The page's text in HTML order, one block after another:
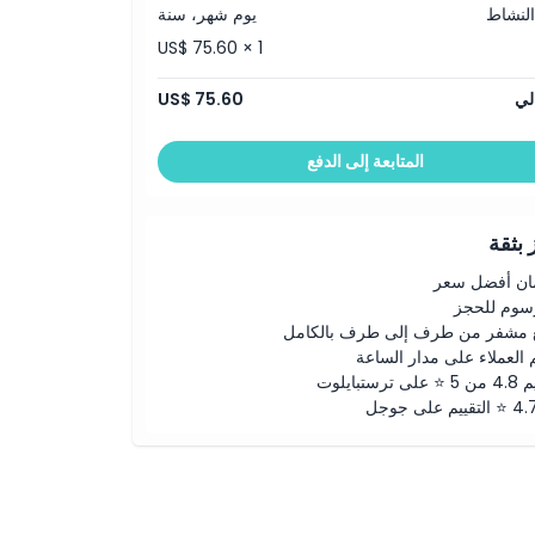
يوم شهر، سنة
US$ 75.60 × 1
US$ 75.60
المتابعة إلى الدفع
بثقة
أفضل سعر
للحجز
مشفر من طرف إلى طرف بالكامل
العملاء على مدار الساعة
على جوجل